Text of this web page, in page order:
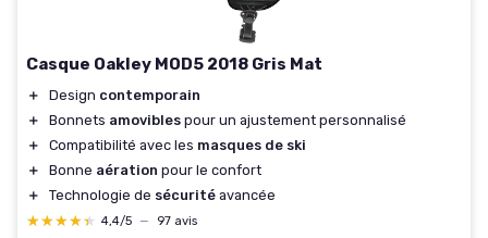
Casque Oakley MOD5 2018 Gris Mat
＋ Design contemporain
＋
Bonnets amovibles pour un ajustement personnalisé
＋
Compatibilité avec les masques de ski
＋
Bonne aération pour le confort
＋
Technologie de sécurité avancée
★★★★★
★★★★★ 4,4/5 — 97 avis